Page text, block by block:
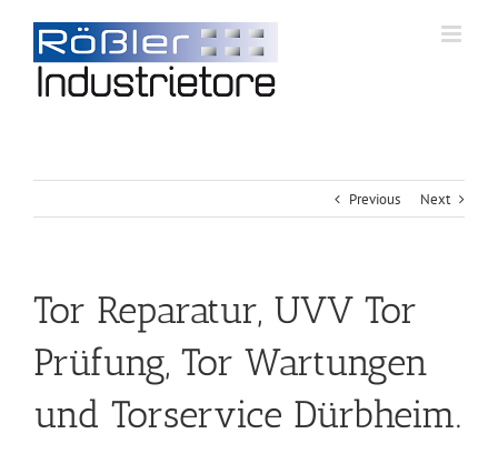
Previous Next
Tor Reparatur, UVV Tor
Prüfung, Tor Wartungen
und Torservice Dürbheim.